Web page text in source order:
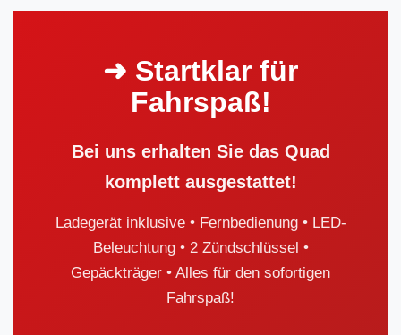
➜ Startklar für
Fahrspaß!
Bei uns erhalten Sie das Quad
komplett ausgestattet!
Ladegerät inklusive • Fernbedienung • LED-
Beleuchtung • 2 Zündschlüssel •
Gepäckträger • Alles für den sofortigen
Fahrspaß!